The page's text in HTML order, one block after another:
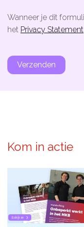
Contact
Cookiebeleid (EU)
Wanneer je dit
het Privacy Statement
Kom in actie
Bekijken